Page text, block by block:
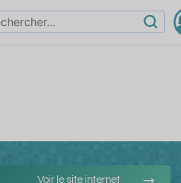
Voir le site internet